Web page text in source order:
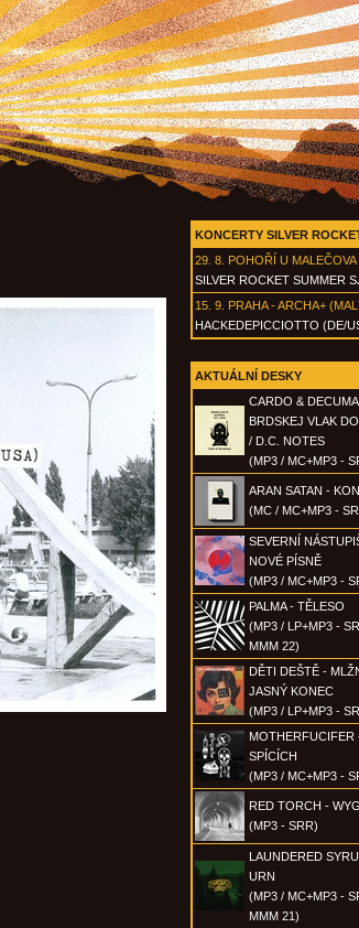
KONCERTY SILVER
29. 8. POHOŘÍ U MALEČOVA
SILVER ROCKET SUMMER
15. 9. PRAHA - ARCHA+
HACKEDEPICCIOTTO (DE/
AKTUÁLNÍ DESKY
CARDO &
BRDSKEJ VLAK
/ D.C. NOTES
(MP3 / MC+MP3 -
ARAN SATAN -
(MC / MC+MP3 -
SEVERNÍ
NOVÉ PÍSNĚ
(MP3 / MC+MP3 -
PALMA - TĚLESO
(MP3 / LP+MP3 -
MMM 22)
DĚTI DEŠTĚ -
JASNÝ KONEC
(MP3 / LP+MP3 -
MOTHERFUCIFER
SPÍCÍCH
(MP3 / MC+MP3 -
RED TORCH -
(MP3 - SRR)
LAUNDERED
URN
(MP3 / MC+MP3 -
MMM 21)